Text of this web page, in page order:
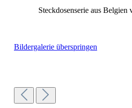
Steckdosenserie aus Belgien
Bildergalerie überspringen